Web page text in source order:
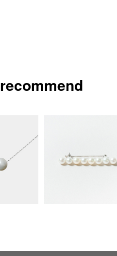
recommend